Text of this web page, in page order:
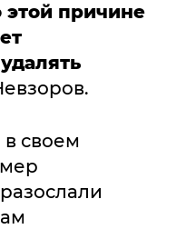
этой причине
своем